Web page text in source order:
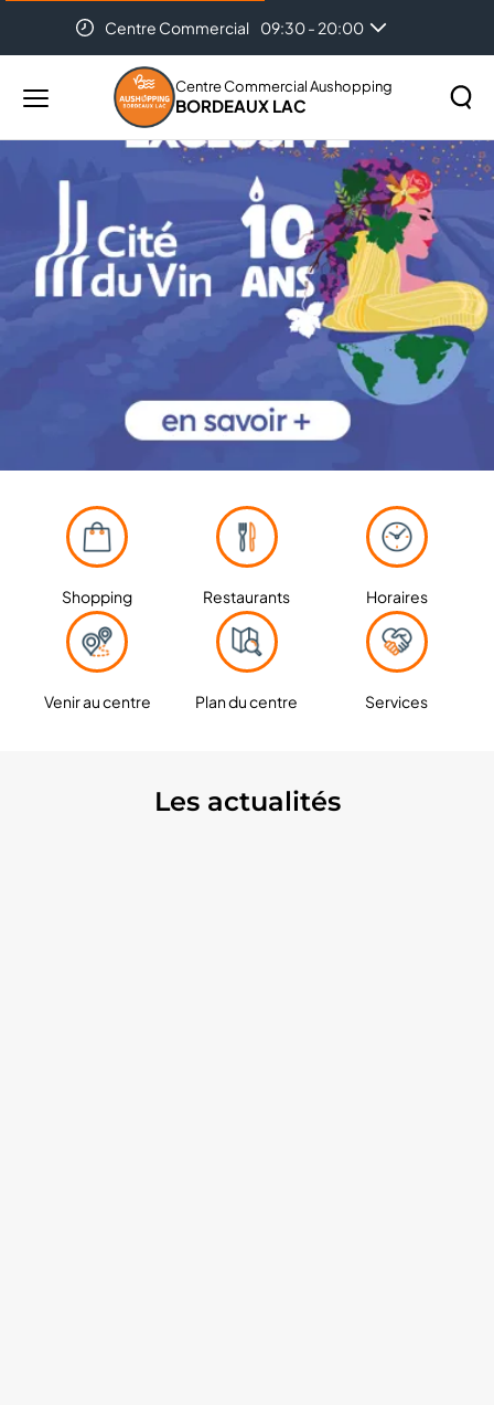
Centre Commercial 09:30 - 20:00
Menu
principal
Centre Commercial Aushopping
BORDEAUX LAC
Lancer
Aushopping
Bordeaux
Lac
|
Centre
commercial
Aushopping
Bordeaux
Shopping Restaurants Horaires
Venir au centre Plan du centre Services
Les actualités